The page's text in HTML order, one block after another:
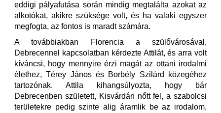
eddigi pályafutása során mindig megtalálta azokat az
alkotókat, akikre szüksége volt, és ha valaki egyszer
megfogta, az fontos is maradt számára.
A továbbiakban Florencia a szülővárosával,
Debrecennel kapcsolatban kérdezte Attilát, és arra volt
kíváncsi, hogy mennyire érzi magát az ottani irodalmi
élethez, Térey János és Borbély Szilárd közegéhez
tartozónak. Attila kihangsúlyozta, hogy bár
Debrecenben született, Kisvárdán nőtt fel, a szabolcsi
területekre pedig szinte alig áramlik be az irodalom,